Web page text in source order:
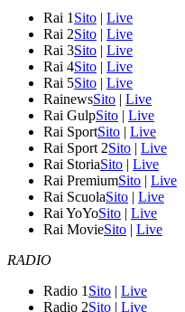
Rai 1 Sito | Live
Rai 2Sito | Live
Rai 3Sito | Live
Rai 4Sito | Live
Rai 5Sito | Live
RainewsSito | Live
Rai GulpSito | Live
Rai SportSito | Live
Rai Sport 2Sito | Live
Rai StoriaSito | Live
Rai PremiumSito | Live
Rai ScuolaSito | Live
Rai YoYoSito | Live
Rai MovieSito | Live
RADIO
Radio 1 Sito | Live
Radio 2Sito | Live